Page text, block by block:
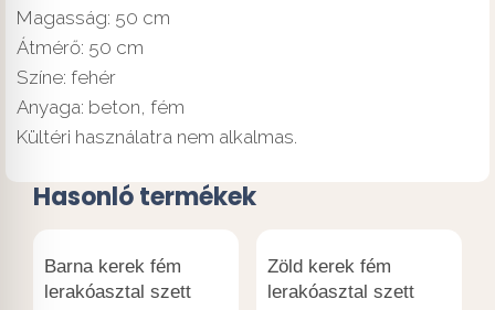
Magasság: 50 cm
Átmérő: 50 cm
Színe: fehér
Anyaga: beton, fém
Kültéri használatra nem alkalmas.
Hasonló termékek
Barna kerek fém
lerakóasztal szett
Zöld kerek fém
lerakóasztal szett